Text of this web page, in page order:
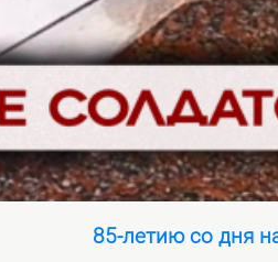
85-летию со дня